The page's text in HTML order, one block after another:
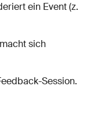
ein Event (z.
sich
Session.